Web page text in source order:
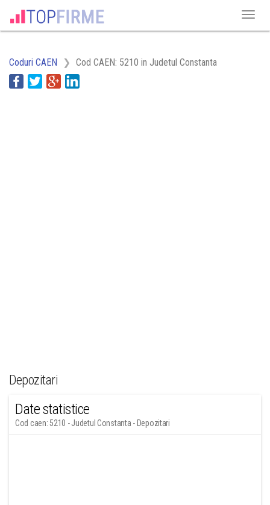
Coduri CAEN Cod CAEN: 5210 in Judetul Constanta
Depozitari
Date statistice
Cod caen: 5210 - Judetul Constanta - Depozitari